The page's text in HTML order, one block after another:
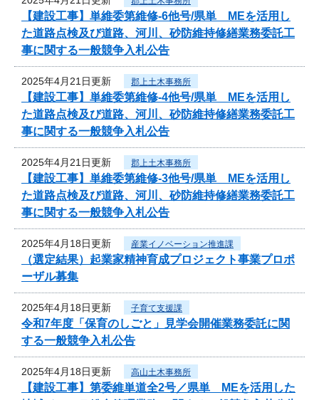
【建設工事】単維委第維修‐6他号/県単 MEを活用し
た道路点検及び道路、河川、砂防維持修繕業務委託工
事に関する一般競争入札公告
2025年4月21日更新 郡上土木事務所
【建設工事】単維委第維修‐4他号/県単 MEを活用し
た道路点検及び道路、河川、砂防維持修繕業務委託工
事に関する一般競争入札公告
2025年4月21日更新 郡上土木事務所
【建設工事】単維委第維修‐3他号/県単 MEを活用し
た道路点検及び道路、河川、砂防維持修繕業務委託工
事に関する一般競争入札公告
2025年4月18日更新 産業イノベーション推進課
（選定結果）起業家精神育成プロジェクト事業プロポ
ーザル募集
2025年4月18日更新 子育て支援課
令和7年度「保育のしごと」見学会開催業務委託に関
する一般競争入札公告
2025年4月18日更新 高山土木事務所
【建設工事】第委維単道全2号／県単 MEを活用した